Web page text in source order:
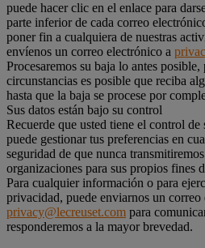
puede hacer clic en el enlace para
parte inferior de cada correo
poner fin a cualquiera de nuestras
envíenos un correo electrónico a
Procesaremos su baja lo antes posible,
circunstancias es posible que reciba
hasta que la baja se procese por
Sus datos están bajo su control
Recuerde que usted tiene el control de
puede gestionar tus preferencias en
seguridad de que nunca
organizaciones para sus propios fines
Para cualquier información o para
privacidad, puede enviarnos un correo
privacy@lecreuset.com para
responderemos a la mayor brevedad.